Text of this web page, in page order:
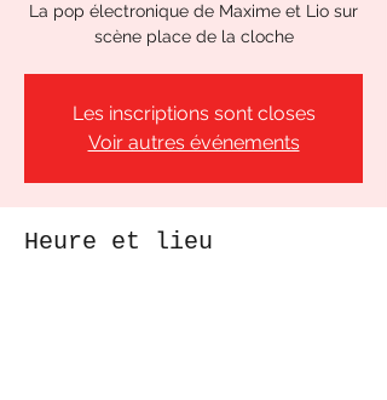
La pop électronique de Maxime et Lio sur
scène place de la cloche
Les inscriptions sont closes
Voir autres événements
Heure et lieu